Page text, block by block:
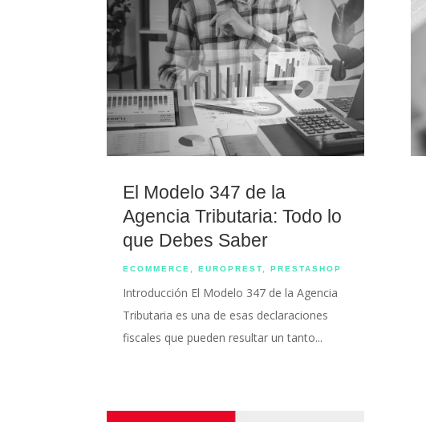
El Modelo 347 de la
Agencia Tributaria: Todo lo
que Debes Saber
ECOMMERCE,EUROPREST,PRESTASHOP
Introducción El Modelo 347 de la Agencia
Tributaria es una de esas declaraciones
fiscales que pueden resultar un tanto...